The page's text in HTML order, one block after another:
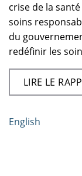
crise de la
soins
du
redéfinir les
LIRE LE
English